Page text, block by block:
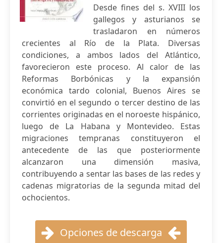
Desde fines del s. XVIII los
gallegos y asturianos se
trasladaron en números
crecientes al Río de la Plata. Diversas
condiciones, a ambos lados del Atlántico,
favorecieron este proceso. Al calor de las
Reformas Borbónicas y la expansión
económica tardo colonial, Buenos Aires se
convirtió en el segundo o tercer destino de las
corrientes originadas en el noroeste hispánico,
luego de La Habana y Montevideo. Estas
migraciones tempranas constituyeron el
antecedente de las que posteriormente
alcanzaron una dimensión masiva,
contribuyendo a sentar las bases de las redes y
cadenas migratorias de la segunda mitad del
ochocientos.
Opciones de descarga